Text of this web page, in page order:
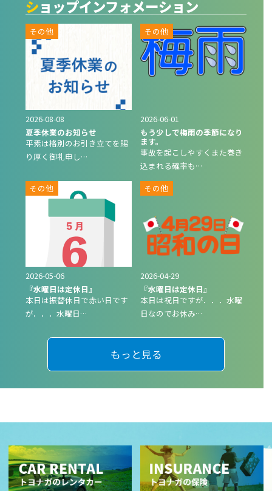
ショップインフォメーション
その他
2026-08-08
夏季休業のお知らせ
平素は格別のお引き立てを賜
り厚く御礼申し…
その他
2026-06-01
もう少しで梅雨の季節になり
ます。
事故を起こしやすくまた巻き
込まれる確率も…
その他
2026-05-06
『水曜日は定休日』
本日は振替休日で赤い日です
が．．．水曜日…
その他
2026-04-29
『水曜日は定休日』
本日は祝日ですが．．．水曜
日なのでお休み…
もっと見る